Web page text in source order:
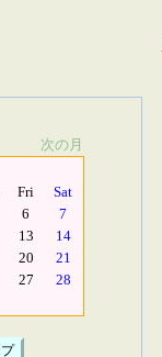
次の月
Fri
Sat
6
7
13
14
20
21
27
28